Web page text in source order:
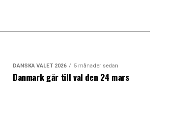
DANSKA VALET 2026 5 månader sedan
Danmark går till val den 24 mars